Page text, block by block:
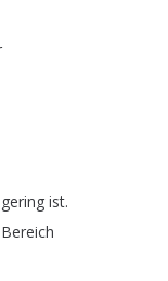
gering ist.
Bereich